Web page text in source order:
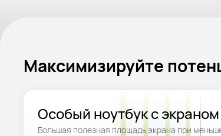
Максимизируйте
Особый ноутбук с
Большая полезная площадь экрана при